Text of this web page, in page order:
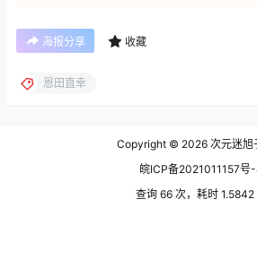
海报分享 收藏
恩田直幸
Copyright © 2026 次元迷旭
皖ICP备2021011157号
查询 66 次，耗时 1.5842